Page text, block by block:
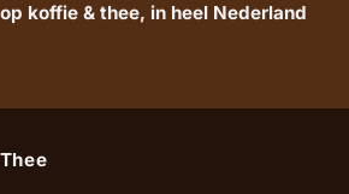
koffie & thee, in heel Nederland